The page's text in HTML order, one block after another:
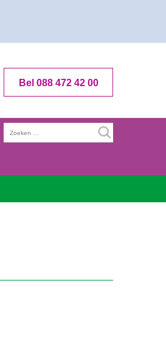
Bel 088 472 42 00
Zoeken
naar: